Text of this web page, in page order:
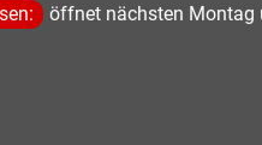
weitere Öffnungs- oder
öffnet nächsten Montag